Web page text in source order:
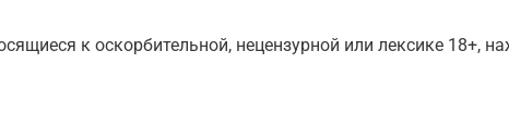
к оскорбительной, нецензурной или лексике 18+,